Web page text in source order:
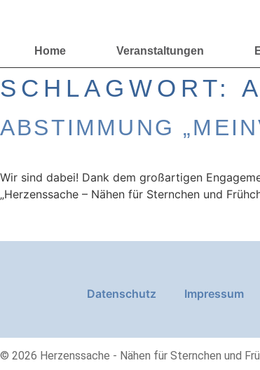
Home Veranstaltungen
SCHLAGWORT:
ABSTIMMUNG
Wir sind dabei! Dank dem großartigen
„Herzenssache – Nähen für Sternchen und
Datenschutz Impressum
© 2026 Herzenssache - Nähen für Sternchen und